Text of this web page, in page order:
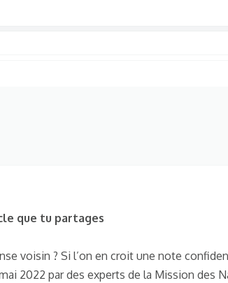
que tu partages
voisin ? Si l’on en croit une note
2022 par des experts de la Mission des